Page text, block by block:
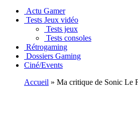
Actu Gamer
Tests Jeux vidéo
Tests jeux
Tests consoles
Rétrogaming
Dossiers Gaming
Ciné/Events
Accueil » Ma critique de Sonic Le